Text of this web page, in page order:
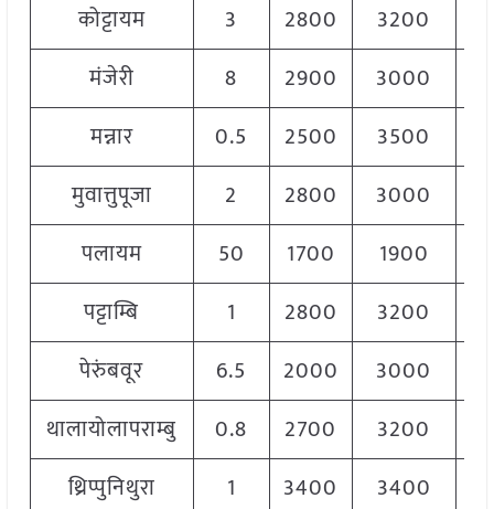
कोट्टायम
3 2800 3200
मंजेरी
8 2900 3000
मन्नार
0.5 2500 3500
मुवात्तुपूजा
2 2800 3000
पलायम
50 1700 1900
पट्टाम्बि
1 2800 3200
पेरुंबवूर
6.5 2000 3000
थालायोलापराम्बु
0.8 2700 3200
थ्रिप्पुनिथुरा
1 3400 3400